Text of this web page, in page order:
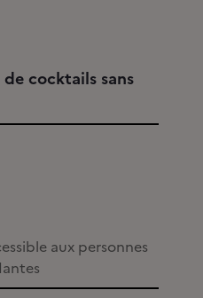
cocktails sans
aux personnes